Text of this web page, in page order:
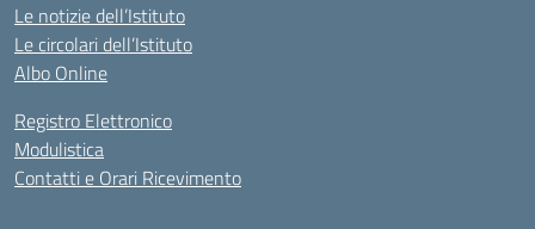
Le notizie dell’Istituto
Le circolari dell’Istituto
Albo Online
Registro Elettronico
Modulistica
Contatti e Orari Ricevimento